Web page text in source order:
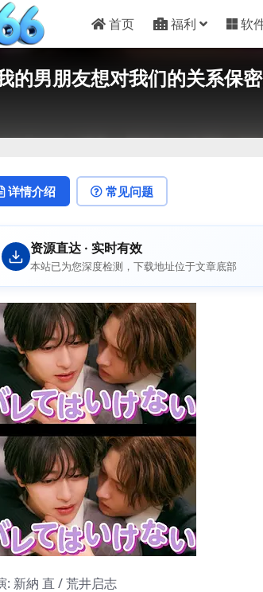
首页 福利 软
我的男朋友想对我们的关系保
详情介绍 常见问题
资源直达 · 实时有效
本站已为您深度检测，下载地址位于文章底部
: 新納 直 / 荒井启志